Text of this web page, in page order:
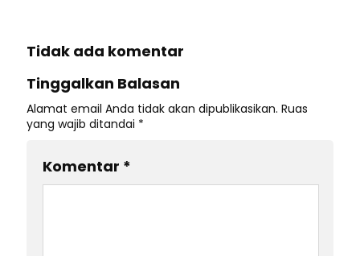
Tidak ada komentar
Tinggalkan Balasan
Alamat email Anda tidak akan dipublikasikan. Ruas
yang wajib ditandai *
Komentar *